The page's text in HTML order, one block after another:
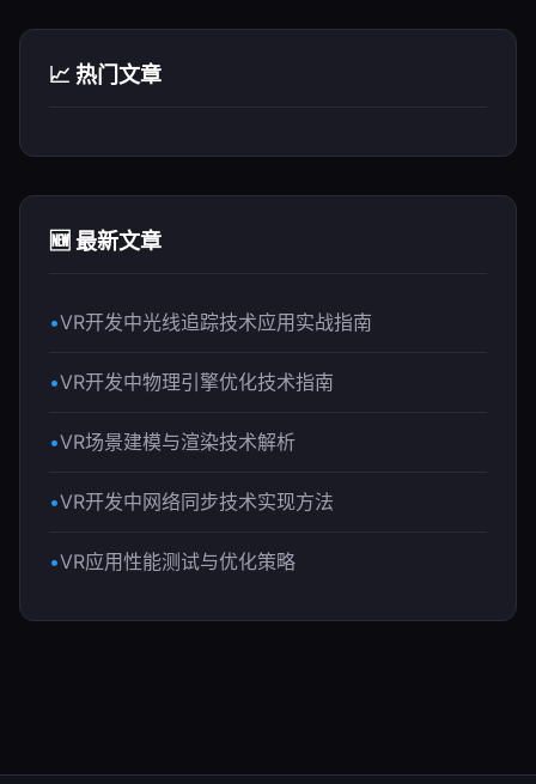
📈 热门文章
🆕 最新文章
VR开发中光线追踪技术应用实战指南
VR开发中物理引擎优化技术指南
VR场景建模与渲染技术解析
VR开发中网络同步技术实现方法
VR应用性能测试与优化策略